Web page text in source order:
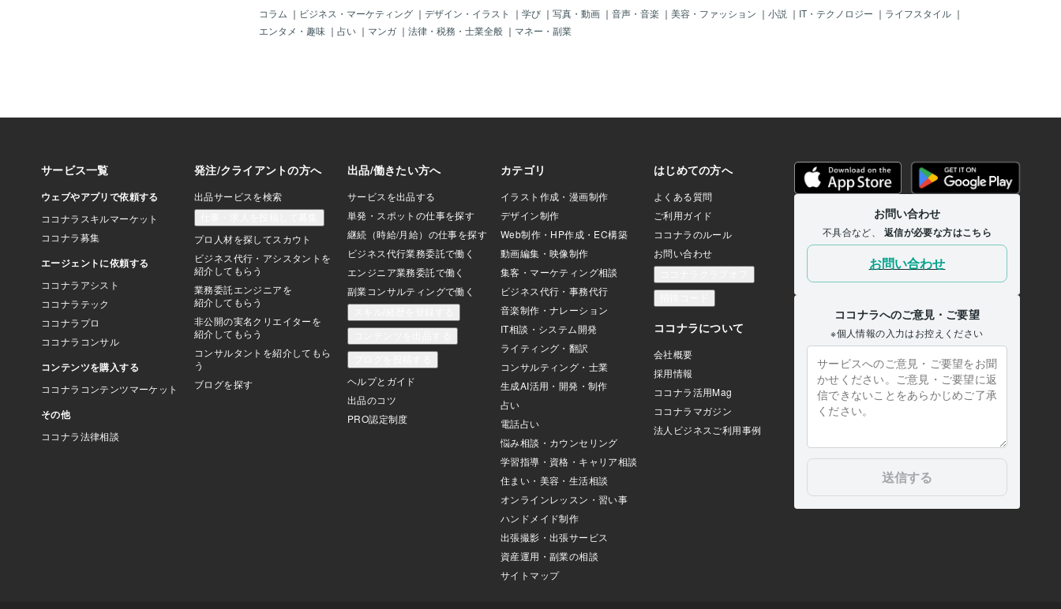
もちろんのこと、人工削減 そんなことし
たって、絶対幸せになれない 日々のココ
ロの状態が人間を積み上げていく 入口は
コラム ｜ ビジネス・マーケティング ｜ デザイン・イラスト ｜ 学び ｜ 写真・動画 ｜ 音声・音楽 ｜ 美容・ファッション ｜ 小説 ｜ IT・テクノロジー ｜ ライフスタイル ｜
エンタメ・趣味 ｜ 占い ｜ マンガ ｜ 法律・税務・士業全般 ｜ マネー・副業